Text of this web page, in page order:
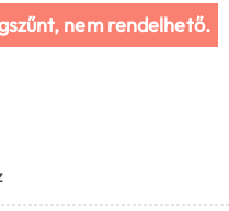
nem rendelhető.